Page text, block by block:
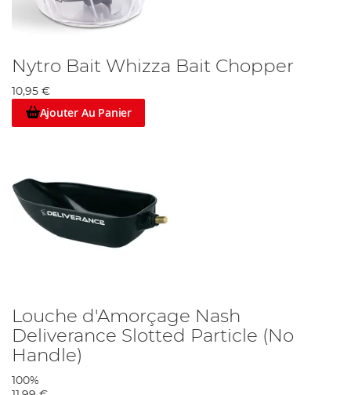
Nytro Bait Whizza Bait Chopper
10,95 €
Ajouter Au Panier
Louche d'Amorçage Nash
Deliverance Slotted Particle (No
Handle)
100%